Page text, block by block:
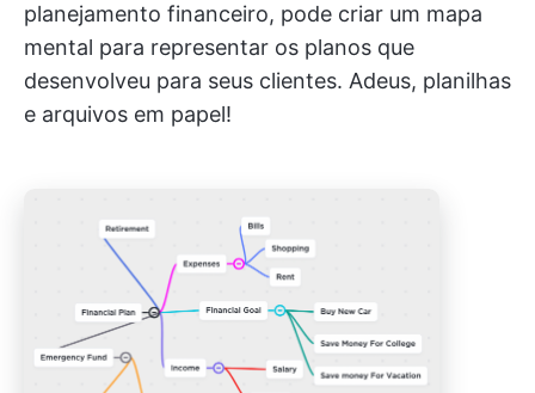
planejamento financeiro, pode criar um mapa
mental para representar os planos que
desenvolveu para seus clientes. Adeus, planilhas
e arquivos em papel!